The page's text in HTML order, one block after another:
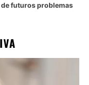
futuros problemas